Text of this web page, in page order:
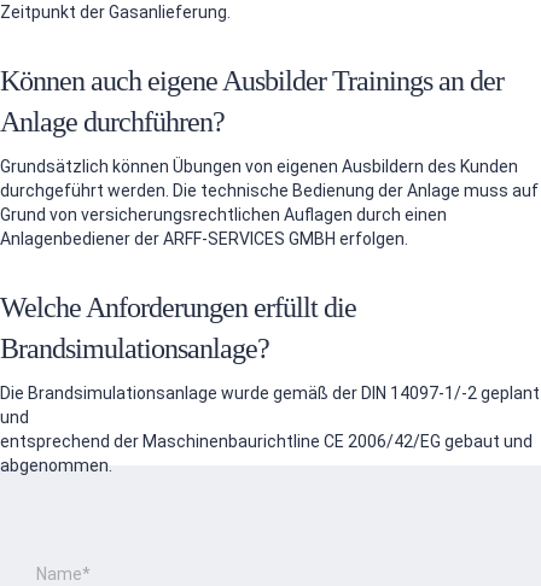
Zeitpunkt der Gasanlieferung.
Können auch eigene Ausbilder Trainings an der
Anlage durchführen?
Grundsätzlich können Übungen von eigenen Ausbildern des Kunden
durchgeführt werden. Die technische Bedienung der Anlage muss auf
Grund von versicherungsrechtlichen Auflagen durch einen
Anlagenbediener der ARFF-SERVICES GMBH erfolgen.
Welche Anforderungen erfüllt die
Brandsimulationsanlage?
Die Brandsimulationsanlage wurde gemäß der DIN 14097-1/-2 geplant
und
entsprechend der Maschinenbaurichtline CE 2006/42/EG gebaut und
abgenommen.
Name*